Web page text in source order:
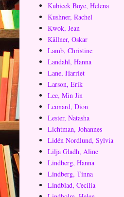
Kubicek Boye, Helena
Kushner, Rachel
Kwok, Jean
Källner, Oskar
Lamb, Christine
Landahl, Hanna
Lane, Harriet
Larson, Erik
Lee, Min Jin
Leonard, Dion
Lester, Natasha
Lichtman, Johannes
Lidén Nordlund, Sylvia
Lilja Gladh, Aline
Lindberg, Hanna
Lindberg, Tinna
Lindblad, Cecilia